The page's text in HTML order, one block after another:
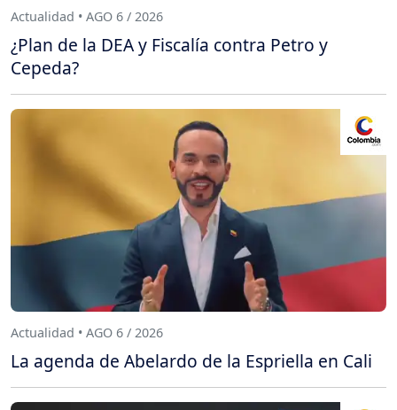
Actualidad • AGO 6 / 2026
¿Plan de la DEA y Fiscalía contra Petro y
Cepeda?
Actualidad • AGO 6 / 2026
La agenda de Abelardo de la Espriella en Cali